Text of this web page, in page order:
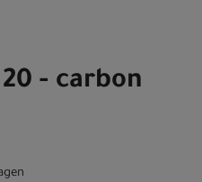
- carbon